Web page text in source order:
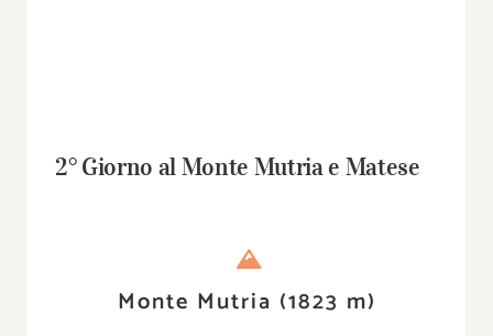
2° Giorno alMonte Mutria e Matese
Monte Mutria (1823 m)